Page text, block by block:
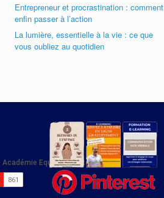
Entrepreneur et procrastination : comment
enfin passer à l’action
La lumière, essentielle à la vie : ce que
vous oubliez au quotidien